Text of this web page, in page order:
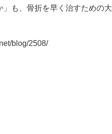
」も、骨折を早く治すための
blog/2508/